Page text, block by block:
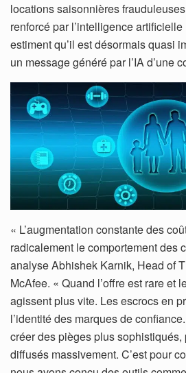
locations saisonnières
renforcé par l’intelligence
estiment qu’il est désormais quasi
un message généré par l’IA d’une
« L’augmentation constante des
radicalement le comportement des
analyse Abhishek Karnik, Head of
McAfee. « Quand l’offre est rare et
agissent plus vite. Les escrocs en
l’identité des marques de
créer des pièges plus
diffusés massivement. C’est pour